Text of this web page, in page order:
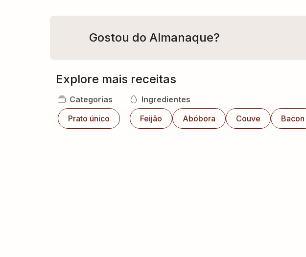
Gostou do Almanaque?
Explore mais receitas
Categorias
Prato único
Ingredientes
Feijão
Abóbora Couve Bacon